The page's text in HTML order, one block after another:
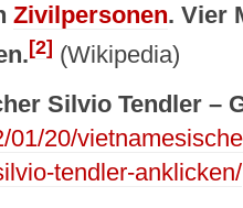
Zivilpersonen. Vier
[2] (Wikipedia)
Silvio Tendler –
01/20/
tendler-anklicken/